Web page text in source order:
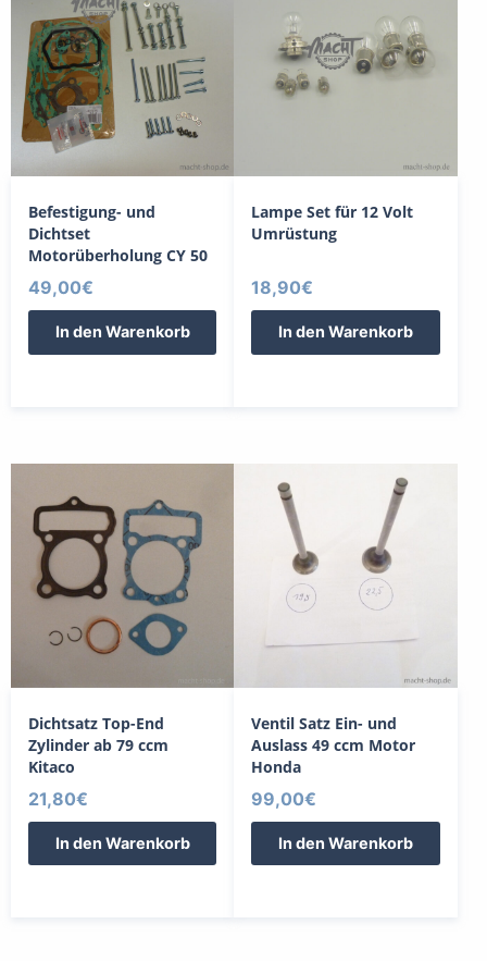
Befestigung- und
Dichtset
Motorüberholung CY 50
49,00€
In den Warenkorb
Lampe Set für 12 Volt
Umrüstung
18,90€
In den Warenkorb
Dichtsatz Top-End
Zylinder ab 79 ccm
Kitaco
21,80€
In den Warenkorb
Ventil Satz Ein- und
Auslass 49 ccm Motor
Honda
99,00€
In den Warenkorb